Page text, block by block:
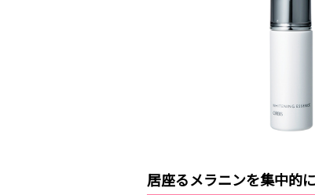
居座るメラニンを集中的